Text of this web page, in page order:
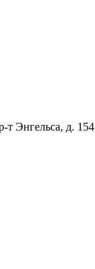
т Энгельса, д. 154